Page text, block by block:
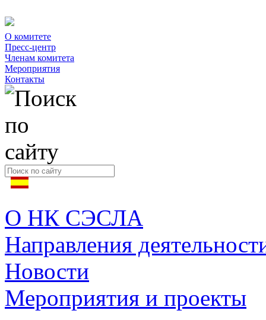
О комитете
Пресс-центр
Членам комитета
Мероприятия
Контакты
О НК СЭСЛА
Направления
Новости
Мероприятия и проекты